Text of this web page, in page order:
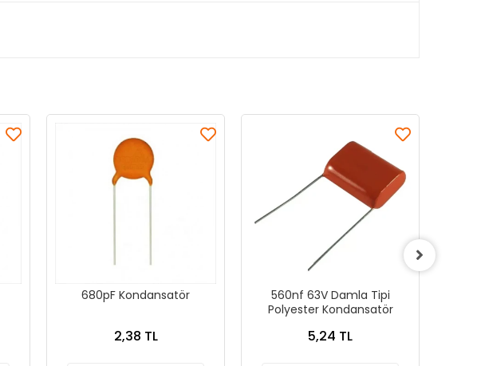
680pF Kondansatör
2,38 TL
560nf 63V Damla Tipi
Polyester Kondansatör
5,24 TL